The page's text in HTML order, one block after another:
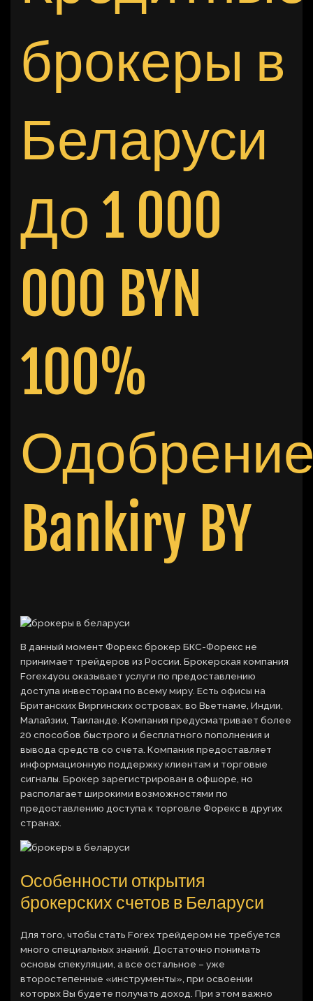
брокеры в
Беларуси
До 1 000
000 BYN
100%
Bankiry BY
В данный момент Форекс брокер БКС-Форекс не
принимает трейдеров из России. Брокерская компания
Forex4you оказывает услуги по предоставлению
доступа инвесторам по всему миру. Есть офисы на
Британских Виргинских островах, во Вьетнаме, Индии,
Малайзии, Таиланде. Компания предусматривает более
20 способов быстрого и бесплатного пополнения и
вывода средств со счета. Компания предоставляет
информационную поддержку клиентам и торговые
сигналы. Брокер зарегистрирован в офшоре, но
располагает широкими возможностями по
предоставлению доступа к торговле Форекс в других
странах.
Особенности открытия
брокерских счетов в Беларуси
Для того, чтобы стать Forex трейдером не требуется
много специальных знаний. Достаточно понимать
основы спекуляции, а все остальное – уже
второстепенные «инструменты», при освоении
которых Вы будете получать доход. При этом важно